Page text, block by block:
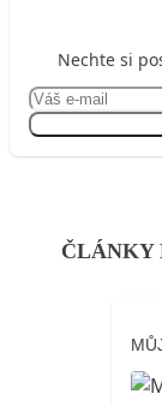
Nechte si
ČLÁNKY